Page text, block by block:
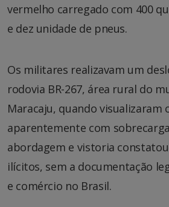
vermelho carregado com 400
e dez unidade de pneus.
Os militares realizavam um
rodovia BR-267, área rural do
Maracaju, quando visualizaram
aparentemente com
abordagem e vistoria
ilícitos, sem a documentação
e comércio no Brasil.